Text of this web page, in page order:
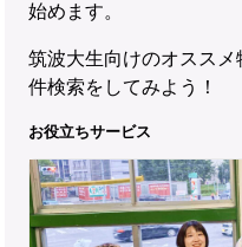
始めます。
筑波大生向けのオスス
件検索をしてみよう！
お役立ちサービス